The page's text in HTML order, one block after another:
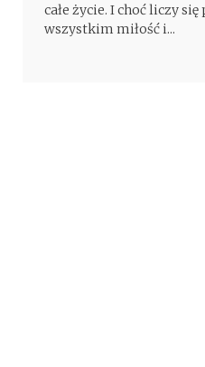
całe życie. I choć liczy się
wszystkim miłość i...